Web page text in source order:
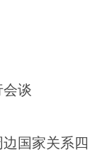
谈
国家关系四